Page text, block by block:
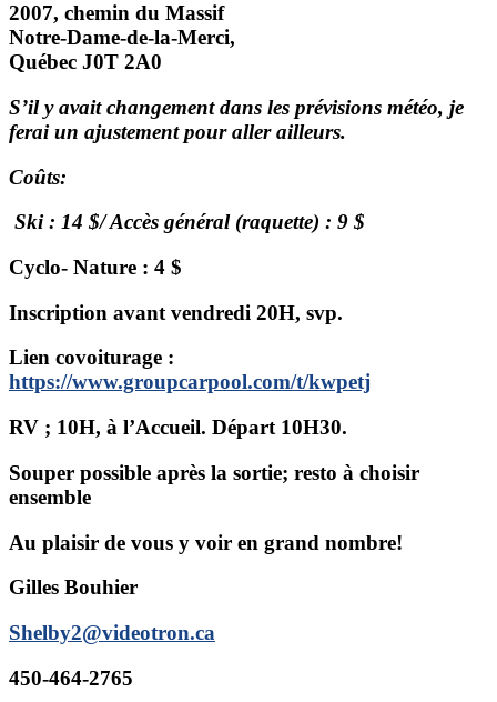
2007, chemin du Massif
Notre-Dame-de-la-Merci,
Québec J0T 2A0
S’il y avait changement dans les prévisions météo, je
ferai un ajustement pour aller ailleurs.
Coûts:
Ski : 14 $/ Accès général (raquette) : 9 $
Cyclo- Nature : 4 $
Inscription avant vendredi 20H, svp.
Lien covoiturage :
https://www.groupcarpool.com/t/kwpetj
RV ; 10H, à l’Accueil. Départ 10H30.
Souper possible après la sortie; resto à choisir
ensemble
Au plaisir de vous y voir en grand nombre!
Gilles Bouhier
Shelby2@videotron.ca
450-464-2765